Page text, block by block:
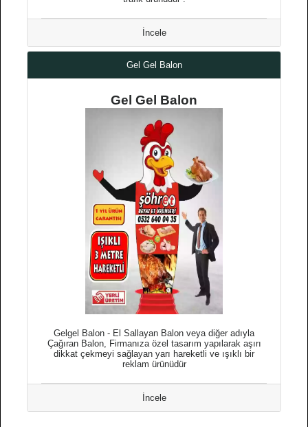
İncele
Gel Gel Balon
Gel Gel Balon
Gelgel Balon - El Sallayan Balon veya diğer adıyla
Çağıran Balon, Firmanıza özel tasarım yapılarak aşırı
dikkat çekmeyi sağlayan yarı hareketli ve ışıklı bir
reklam ürünüdür
İncele